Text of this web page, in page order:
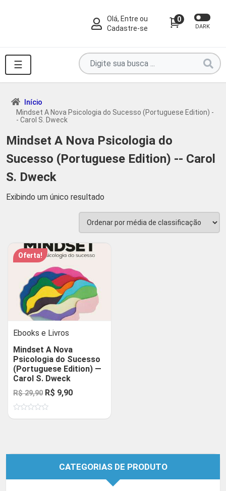
Olá, Entre ou
Cadastre-se
0
DARK
☰
Pesquise
por
produtos
...
Início
Mindset A Nova Psicologia do Sucesso (Portuguese Edition) -
- Carol S. Dweck
Mindset A Nova Psicologia do
Sucesso (Portuguese Edition) -- Carol
S. Dweck
Exibindo um único resultado
Oferta!
Ebooks e Livros
Mindset A Nova
Psicologia do Sucesso
(Portuguese Edition) —
Carol S. Dweck
R$29,90 O
preço
original
R$ 9,90O
atual
CATEGORIAS DE PRODUTO